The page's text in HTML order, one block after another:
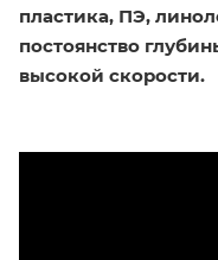
пластика, ПЭ,
постоянство
высокой скорости.